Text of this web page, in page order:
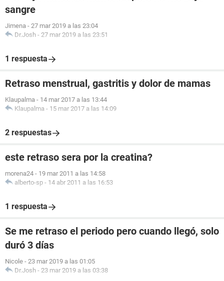
sangre
Jimena - 27 mar 2019 a las 23:04
Dr.Josh - 27 mar 2019 a las 23:51
1 respuesta
Retraso menstrual, gastritis y dolor de mamas
Klaupalma - 14 mar 2017 a las 13:44
Klaupalma - 15 mar 2017 a las 14:09
2 respuestas
este retraso sera por la creatina?
morena24 - 19 mar 2011 a las 14:58
alberto-sp - 14 abr 2011 a las 16:53
1 respuesta
Se me retraso el periodo pero cuando llegó, solo
duró 3 días
Nicole - 23 mar 2019 a las 01:05
Dr.Josh - 23 mar 2019 a las 03:38